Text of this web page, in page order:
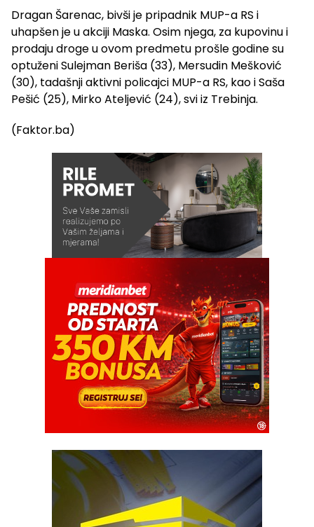
Dragan Šarenac, bivši je pripadnik MUP-a RS i
uhapšen je u akciji Maska. Osim njega, za kupovinu i
prodaju droge u ovom predmetu prošle godine su
optuženi Sulejman Beriša (33), Mersudin Mešković
(30), tadašnji aktivni policajci MUP-a RS, kao i Saša
Pešić (25), Mirko Ateljević (24), svi iz Trebinja.
(Faktor.ba)